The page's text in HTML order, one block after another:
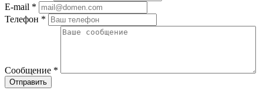
E-mail *
Телефон *
Сообщение *